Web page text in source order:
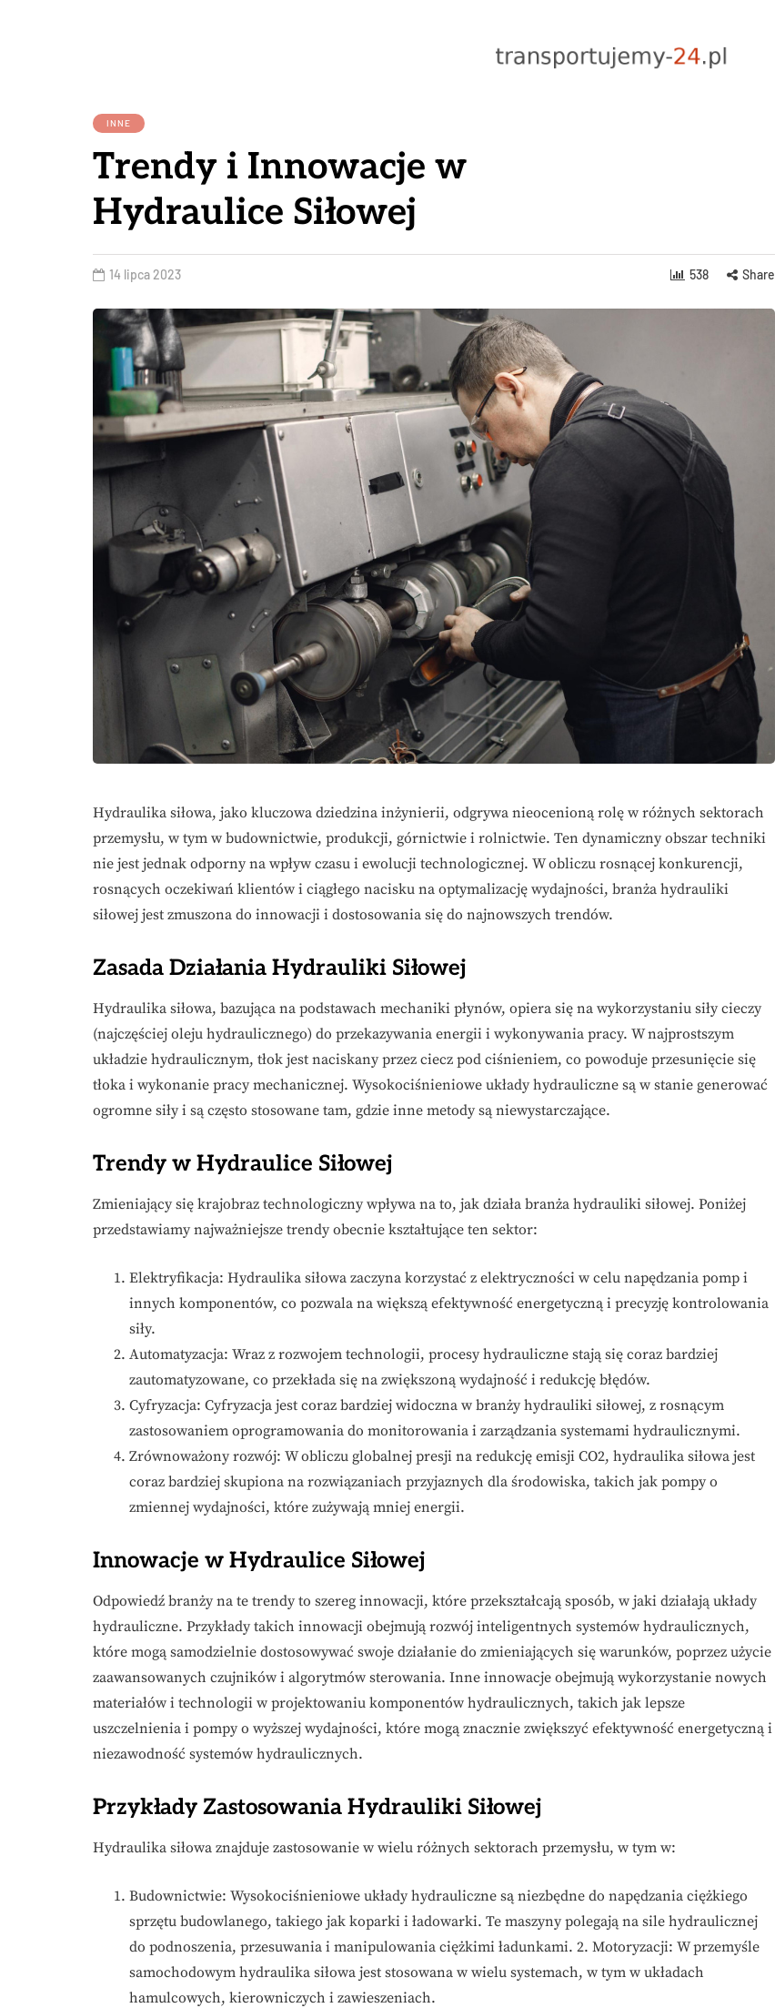
INNE
Trendy i Innowacje w
Hydraulice Siłowej
14 lipca 2023 538 Share
Hydraulika siłowa, jako kluczowa dziedzina inżynierii, odgrywa nieocenioną rolę w różnych sektorach
przemysłu, w tym w budownictwie, produkcji, górnictwie i rolnictwie. Ten dynamiczny obszar techniki
nie jest jednak odporny na wpływ czasu i ewolucji technologicznej. W obliczu rosnącej konkurencji,
rosnących oczekiwań klientów i ciągłego nacisku na optymalizację wydajności, branża hydrauliki
siłowej jest zmuszona do innowacji i dostosowania się do najnowszych trendów.
Zasada Działania Hydrauliki Siłowej
Hydraulika siłowa, bazująca na podstawach mechaniki płynów, opiera się na wykorzystaniu siły cieczy
(najczęściej oleju hydraulicznego) do przekazywania energii i wykonywania pracy. W najprostszym
układzie hydraulicznym, tłok jest naciskany przez ciecz pod ciśnieniem, co powoduje przesunięcie się
tłoka i wykonanie pracy mechanicznej. Wysokociśnieniowe układy hydrauliczne są w stanie generować
ogromne siły i są często stosowane tam, gdzie inne metody są niewystarczające.
Trendy w Hydraulice Siłowej
Zmieniający się krajobraz technologiczny wpływa na to, jak działa branża hydrauliki siłowej. Poniżej
przedstawiamy najważniejsze trendy obecnie kształtujące ten sektor:
Elektryfikacja: Hydraulika siłowa zaczyna korzystać z elektryczności w celu napędzania pomp i
innych komponentów, co pozwala na większą efektywność energetyczną i precyzję kontrolowania
siły.
Automatyzacja: Wraz z rozwojem technologii, procesy hydrauliczne stają się coraz bardziej
zautomatyzowane, co przekłada się na zwiększoną wydajność i redukcję błędów.
Cyfryzacja: Cyfryzacja jest coraz bardziej widoczna w branży hydrauliki siłowej, z rosnącym
zastosowaniem oprogramowania do monitorowania i zarządzania systemami hydraulicznymi.
Zrównoważony rozwój: W obliczu globalnej presji na redukcję emisji CO2, hydraulika siłowa jest
coraz bardziej skupiona na rozwiązaniach przyjaznych dla środowiska, takich jak pompy o
zmiennej wydajności, które zużywają mniej energii.
Innowacje w Hydraulice Siłowej
Odpowiedź branży na te trendy to szereg innowacji, które przekształcają sposób, w jaki działają układy
hydrauliczne. Przykłady takich innowacji obejmują rozwój inteligentnych systemów hydraulicznych,
które mogą samodzielnie dostosowywać swoje działanie do zmieniających się warunków, poprzez użycie
zaawansowanych czujników i algorytmów sterowania. Inne innowacje obejmują wykorzystanie nowych
materiałów i technologii w projektowaniu komponentów hydraulicznych, takich jak lepsze
uszczelnienia i pompy o wyższej wydajności, które mogą znacznie zwiększyć efektywność energetyczną i
niezawodność systemów hydraulicznych.
Przykłady Zastosowania Hydrauliki Siłowej
Hydraulika siłowa znajduje zastosowanie w wielu różnych sektorach przemysłu, w tym w:
Budownictwie: Wysokociśnieniowe układy hydrauliczne są niezbędne do napędzania ciężkiego
sprzętu budowlanego, takiego jak koparki i ładowarki. Te maszyny polegają na sile hydraulicznej
do podnoszenia, przesuwania i manipulowania ciężkimi ładunkami. 2. Motoryzacji: W przemyśle
samochodowym hydraulika siłowa jest stosowana w wielu systemach, w tym w układach
hamulcowych, kierowniczych i zawieszeniach.